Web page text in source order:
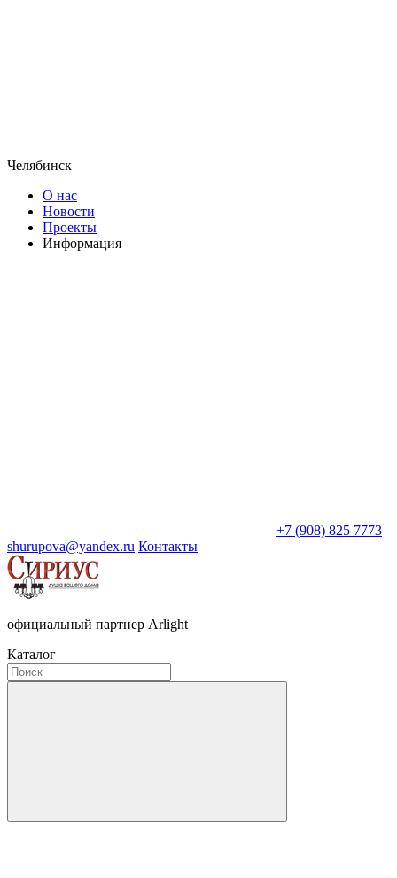
Челябинск
О нас
Новости
Проекты
Информация
+7 (908) 825 7773
shurupova@yandex.ru Контакты
официальный партнер Arlight
Каталог